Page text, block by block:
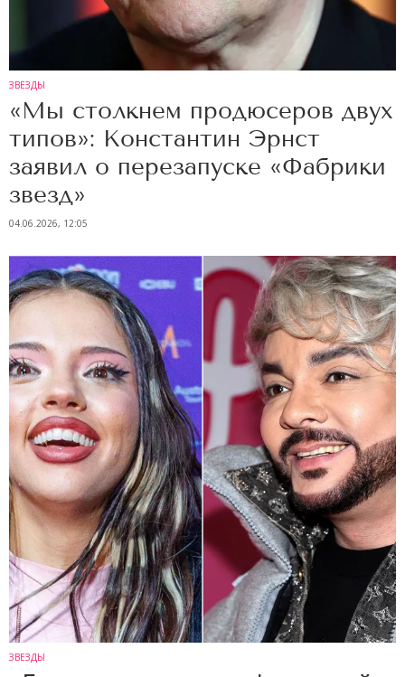
ЗВЕЗДЫ
«Мы столкнем продюсеров двух
типов»: Константин Эрнст
заявил о перезапуске «Фабрики
звезд»
04.06.2026, 12:05
ЗВЕЗДЫ